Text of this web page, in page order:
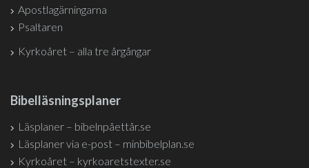
Apostlagärningarna
Psaltaren
Kyrkoåret – alla tre årgångar
Bibelläsningsplaner
Läsplaner – bibelnpåettår.se
Läsplaner via e-post – minbibelplan.se
Kyrkoåret – kyrkoaretstexter.se